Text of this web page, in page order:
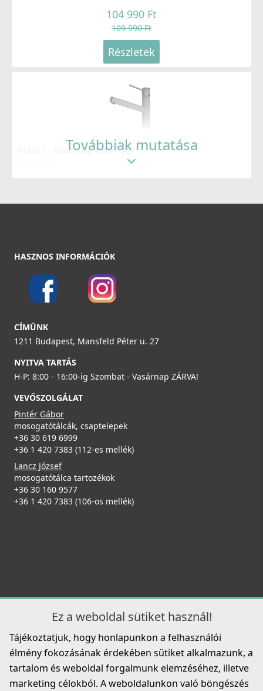
104 990 Ft
109 990 Ft
Részletek
ELLECI - Csaptelep Reno G48
109 990 Ft
ELLECI - Csaptelep Reno G68
109 990 Ft
ELLECI - Csaptelep Reno G40
ELLECI - Csaptelep Reno G59 antracit
MGKREN59
Továbbiak mutatása
HASZNOS INFORMÁCIÓK
CÍMÜNK
1211 Budapest, Mansfeld Péter u. 27
NYITVA TARTÁS
H-P: 8:00 - 16:00-ig Szombat - Vasárnap ZÁRVA!
VEVŐSZOLGÁLAT
Pintér Gábor
mosogatótálcák, csaptelepek
+36 30 619 6999
+36 1 420 7383 (112-es mellék)
Lancz József
mosogatótálca tartozékok
+36 30 160 9577
+36 1 420 7383 (106-os mellék)
Ez a weboldal sütiket használ!
Tájékoztatjuk, hogy honlapunkon a felhasználói
élmény fokozásának érdekében sütiket alkalmazunk, a
tartalom és weboldal forgalmunk elemzéséhez, illetve
marketing célokból. A weboldalunkon való böngészés